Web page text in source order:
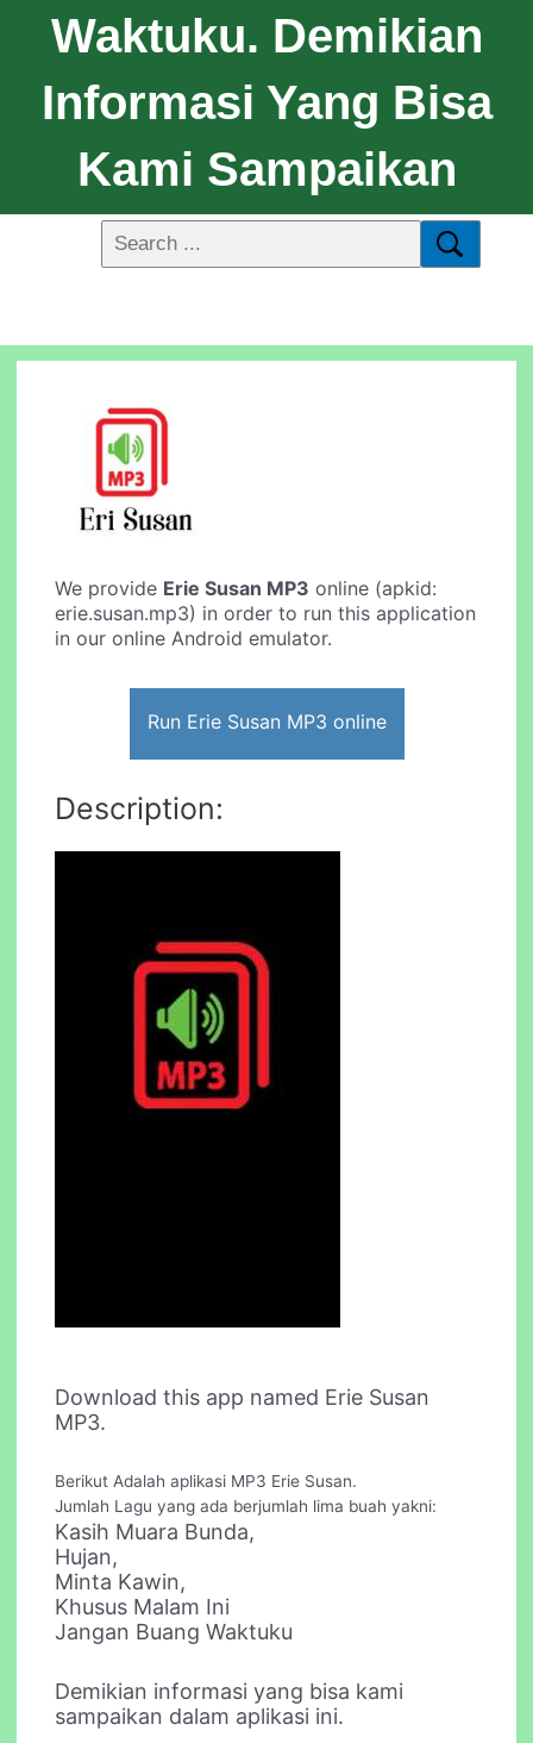
Waktuku. Demikian
Informasi Yang Bisa
Kami Sampaikan
We provide Erie Susan MP3 online (apkid:
erie.susan.mp3) in order to run this application
in our online Android emulator.
Run Erie Susan MP3 online
Description:
Download this app named Erie Susan
MP3.
Berikut Adalah aplikasi MP3 Erie Susan.
Jumlah Lagu yang ada berjumlah lima buah yakni:
Kasih Muara Bunda,
Hujan,
Minta Kawin,
Khusus Malam Ini
Jangan Buang Waktuku
Demikian informasi yang bisa kami
sampaikan dalam aplikasi ini.